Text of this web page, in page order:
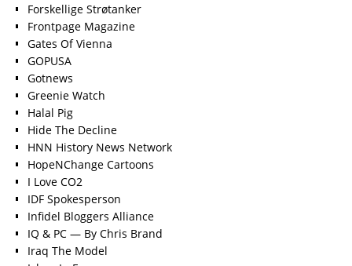
Forskellige Strøtanker
Frontpage Magazine
Gates Of Vienna
GOPUSA
Gotnews
Greenie Watch
Halal Pig
Hide The Decline
HNN History News Network
HopeNChange Cartoons
I Love CO2
IDF Spokesperson
Infidel Bloggers Alliance
IQ & PC — By Chris Brand
Iraq The Model